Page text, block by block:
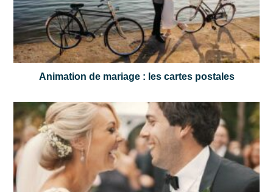
Animation de mariage : les cartes postales